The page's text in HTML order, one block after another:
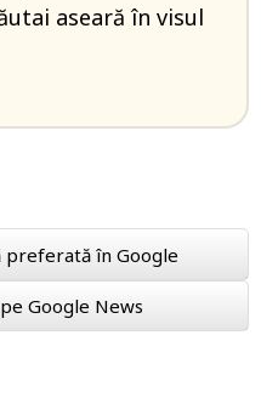
aseară în visul
preferată în Google
Google News